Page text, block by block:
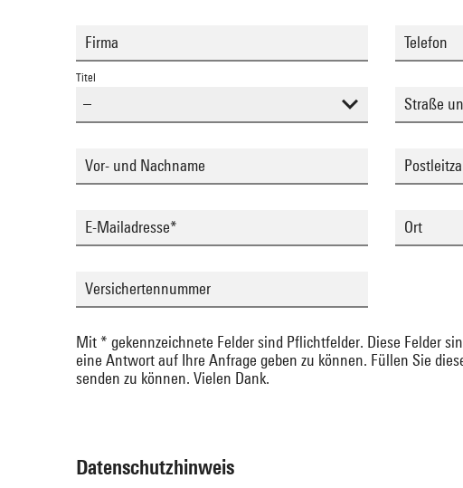
Firma Telefon
Titel
Straße
Vor- und Nachname
E-Mailadresse* Ort
Versichertennummer
Mit * gekennzeichnete Felder sind Pflichtfelder. Diese Felder
eine Antwort auf Ihre Anfrage geben zu können. Füllen Sie
senden zu können. Vielen Dank.
Datenschutzhinweis